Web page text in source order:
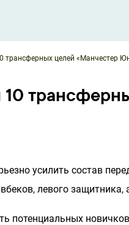
трансферных целей «Манчестер
усилить состав
левого
потенциальных